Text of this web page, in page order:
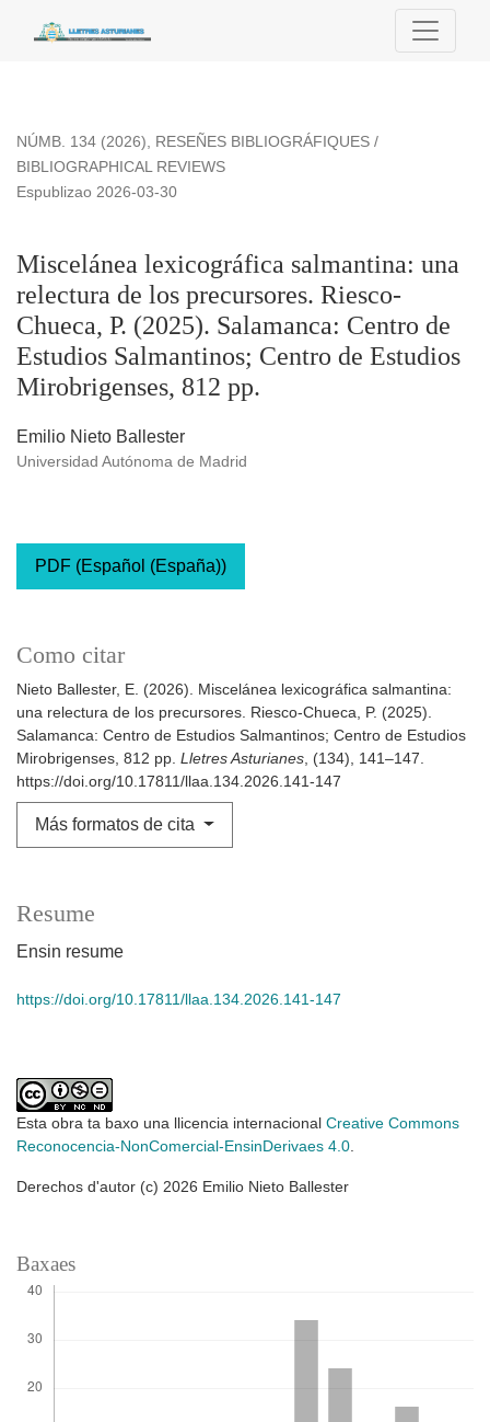
Miscelánea lexicográfica salmantina: una relectura de los
NÚMB. 134 (2026), RESEÑES BIBLIOGRÁFIQUES /
BIBLIOGRAPHICAL REVIEWS
Miscelánea lexicográfica salmantina: una
relectura de los precursores. Riesco-
Chueca, P. (2025). Salamanca: Centro de
Estudios Salmantinos; Centro de Estudios
Mirobrigenses, 812 pp.
Espublizao 2026-03-30
Emilio Nieto Ballester
Universidad Autónoma de Madrid
PDF (Español (España))
Como citar
Nieto Ballester, E. (2026). Miscelánea lexicográfica salmantina:
una relectura de los precursores. Riesco-Chueca, P. (2025).
Salamanca: Centro de Estudios Salmantinos; Centro de Estudios
Mirobrigenses, 812 pp. Lletres Asturianes, (134), 141–147.
https://doi.org/10.17811/llaa.134.2026.141-147
Más formatos de cita
Resume
Ensin resume
https://doi.org/10.17811/llaa.134.2026.141-147
Esta obra ta baxo una llicencia internacional Creative Commons
Reconocencia-NonComercial-EnsinDerivaes 4.0.
Derechos d'autor (c) 2026 Emilio Nieto Ballester
Baxaes